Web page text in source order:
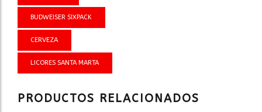
PACK
BUDWEISER SIXPACK
CERVEZA
LICORES SANTA MARTA
PRODUCTOS RELACIONADOS